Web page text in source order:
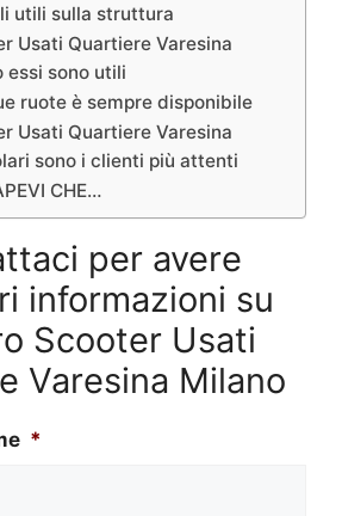
utili sulla struttura
Usati Quartiere Varesina
essi sono utili
ruote è sempre disponibile
Usati Quartiere Varesina
sono i clienti più attenti
CHE…
per avere
informazioni su
Scooter Usati
Varesina Milano
*